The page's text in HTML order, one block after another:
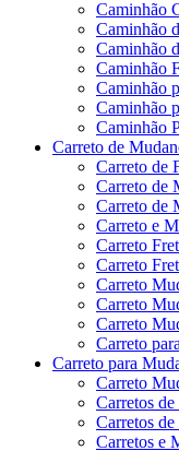
Caminhão
Caminhão
Caminhão
Caminhão
Caminhão
Caminhão
Caminhão
Carreto de
Carreto de
Carreto de
Carreto de
Carreto e
Carreto
Carreto
Carreto
Carreto
Carreto
Carreto
Carreto para
Carreto
Carretos
Carretos
Carretos e